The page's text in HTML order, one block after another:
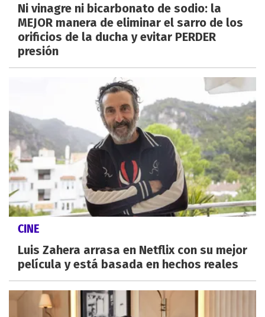
Ni vinagre ni bicarbonato de sodio: la
MEJOR manera de eliminar el sarro de los
orificios de la ducha y evitar PERDER
presión
CINE
Luis Zahera arrasa en Netflix con su mejor
película y está basada en hechos reales